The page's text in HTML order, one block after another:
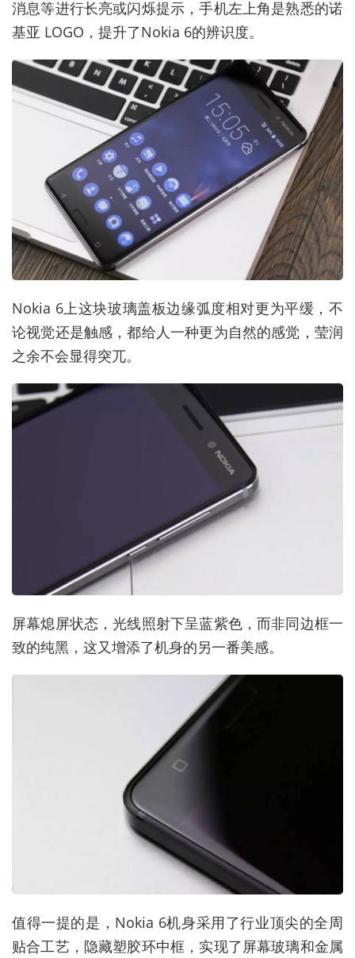
消息等进行长亮或闪烁提示，手机左上角是熟悉的诺
基亚 LOGO，提升了Nokia 6的辨识度。
Nokia 6上这块玻璃盖板边缘弧度相对更为平缓，不
论视觉还是触感，都给人一种更为自然的感觉，莹润
之余不会显得突兀。
屏幕熄屏状态，光线照射下呈蓝紫色，而非同边框一
致的纯黑，这又增添了机身的另一番美感。
值得一提的是，Nokia 6机身采用了行业顶尖的全周
贴合工艺，隐藏塑胶环中框，实现了屏幕玻璃和金属